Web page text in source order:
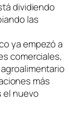
dividiendo
las
ya empezó a
comerciales,
más
el nuevo